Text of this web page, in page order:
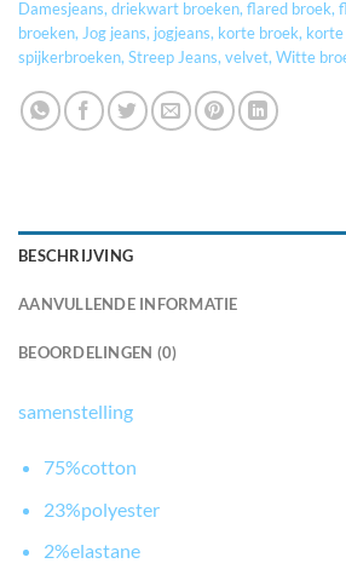
Damesjeans, driekwart broeken, flared broek,
broeken, Jog jeans, jogjeans, korte broek, korte
spijkerbroeken, Streep Jeans, velvet, Witte
BESCHRIJVING
AANVULLENDE INFORMATIE
BEOORDELINGEN (0)
samenstelling
75%cotton
23%polyester
2%elastane